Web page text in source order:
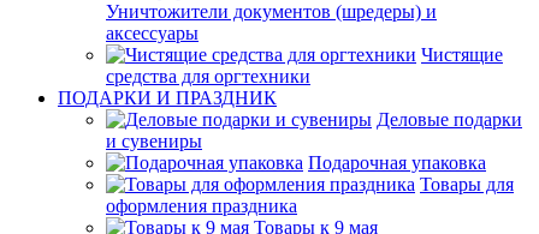
Уничтожители документов (шредеры) и
аксессуары
Чистящие
средства для оргтехники
ПОДАРКИ И ПРАЗДНИК
Деловые подарки
и сувениры
Подарочная упаковка
Товары для
оформления праздника
Товары к 9 мая